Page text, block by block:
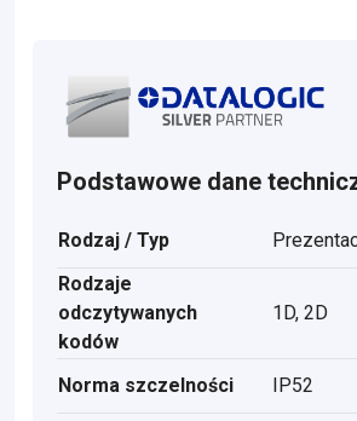
Podstawowe dane
Rodzaj / Typ
Rodzaje
odczytywanych
kodów
1D, 2D
Norma szczelności IP52